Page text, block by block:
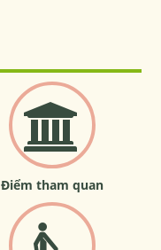
Điểm tham quan